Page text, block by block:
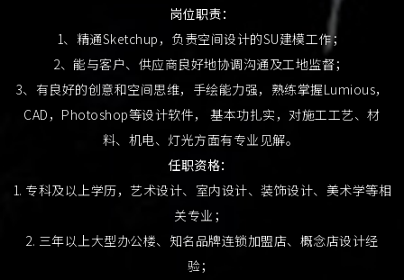
岗位职责：
1、精通Sketchup，负责空间设计的SU建模工作；
2、能与客户、供应商良好地协调沟通及工地监督；
3、有良好的创意和空间思维，手绘能力强，熟练掌握Lumious，
CAD，Photoshop等设计软件， 基本功扎实，对施工工艺、材
料、机电、灯光方面有专业见解。
任职资格：
1. 专科及以上学历，艺术设计、室内设计、装饰设计、美术学等相
关专业；
2. 三年以上大型办公楼、知名品牌连锁加盟店、概念店设计经
验；